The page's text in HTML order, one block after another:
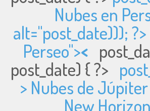
Nubes en
alt="post_date)));
Perseo"><
post_date) { ?>
> Nubes de
New